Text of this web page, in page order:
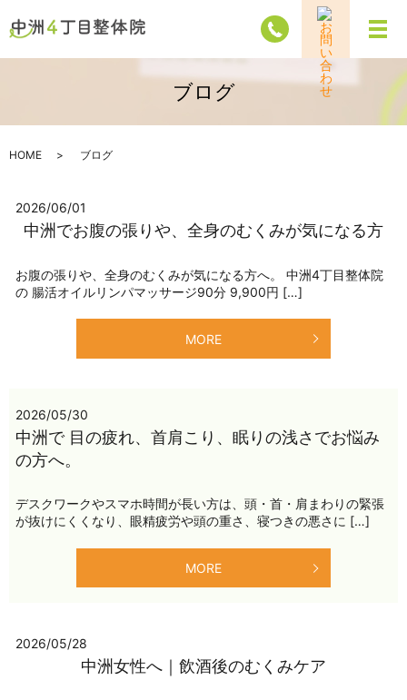
メ
ブログ
HOME ブログ
2026/06/01
中洲でお腹の張りや、全身のむくみが気になる方
お腹の張りや、全身のむくみが気になる方へ。 中洲4丁目整体院
の 腸活オイルリンパマッサージ90分 9,900円 […]
MORE
2026/05/30
中洲で 目の疲れ、首肩こり、眠りの浅さでお悩み
の方へ。
デスクワークやスマホ時間が長い方は、頭・首・肩まわりの緊張
が抜けにくくなり、眼精疲労や頭の重さ、寝つきの悪さに […]
MORE
2026/05/28
中洲女性へ｜飲酒後のむくみケア